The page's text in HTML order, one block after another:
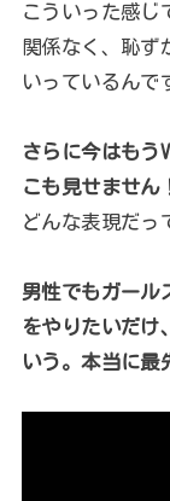
こういった感じ
関係なく、恥ず
いっているんで
さらに今はもう
こも見せません
どんな表現だっ
男性でもガール
をやりたいだけ
いう。本当に最